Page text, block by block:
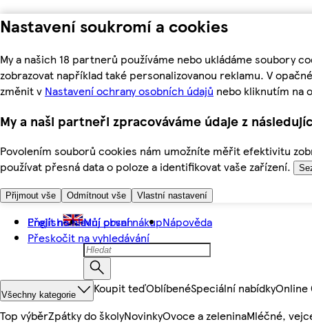
Nastavení soukromí a cookies
My a našich 18 partnerů používáme nebo ukládáme soubory
zobrazovat například také personalizovanou reklamu. V
změnit v Nastavení ochrany osobních údajů nebo kliknutím na
My a naši partneři zpracováváme údaje z
Povolením souborů cookies nám umožníte měřit efektivitu
používat přesná data o poloze a identifikovat vaše zařízení.
Přijmout vše Odmítnout vše Vlastní nastavení
Přejít na hlavní obsah
Přeskočit na vyhledávání
English Můj první nákupNápověda
Všechny kategorie Koupit teďOblíbenéSpeciální nabídkyOnline
Top výběrZpátky do školyNovinkyOvoce a zeleninaMléčné,